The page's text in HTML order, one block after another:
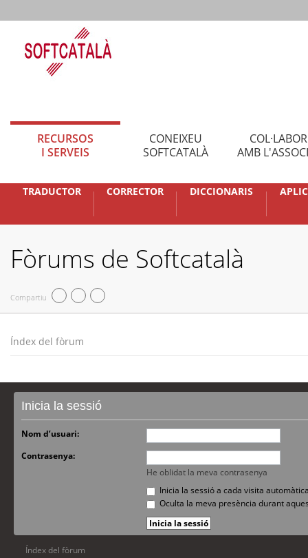
RECURSOS
I SERVEIS
CONEIXEU
SOFTCATALÀ
AMB
TRADUCTOR CORRECTOR DICCIONARIS
Fòrums de Softcatalà
Compartiu
Índex del fòrum
Inicia la sessió
Nom d’usuari:
Contrasenya:
He oblidat la meva contrasenya
Inicia la sessió a cada visita
Oculta la meva presència durant
Índex del fòrum